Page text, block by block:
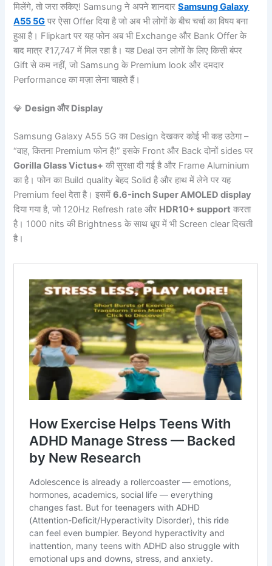
मिलेंगे, तो जरा रुकिए! Samsung ने अपने शानदारSamsung Galaxy
A55 5G पर ऐसा Offer दिया है जो अब भी लोगों के बीच चर्चा का विषय बना
हुआ है। Flipkart पर यह फोन अब भी Exchange और Bank Offer के
बाद मात्र ₹17,747 में मिल रहा है। यह Deal उन लोगों के लिए किसी बंपर
Gift से कम नहीं, जो Samsung के Premium look और दमदार
Performance का मज़ा लेना चाहते हैं।
💎 Design और Display
Samsung Galaxy A55 5G का Design देखकर कोई भी कह उठेगा –
“वाह, कितना Premium फोन है!” इसके Front और Back दोनों sides पर
Gorilla Glass Victus+ की सुरक्षा दी गई है और Frame Aluminium
का है। फोन का Build quality बेहद Solid है और हाथ में लेने पर यह
Premium feel देता है। इसमें6.6-inch Super AMOLED display
दिया गया है, जो 120Hz Refresh rate और HDR10+ support करता
है। 1000 nits की Brightness के साथ धूप में भी Screen clear दिखती
है।